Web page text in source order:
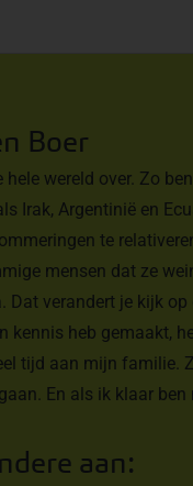
Boer
wereld over. Zo
Irak, Argentinië en
te
mensen dat ze
verandert je kijk
heb gemaakt,
tijd aan mijn familie.
En als ik klaar
aan: